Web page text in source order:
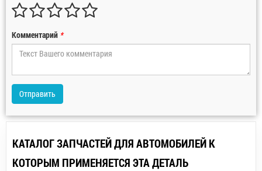
Комментарий *
Отправить
КАТАЛОГ ЗАПЧАСТЕЙ ДЛЯ АВТОМОБИЛЕЙ К
КОТОРЫМ ПРИМЕНЯЕТСЯ ЭТА ДЕТАЛЬ